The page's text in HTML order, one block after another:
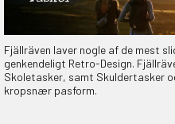
Fjällräven laver nogle af de mest
genkendeligt Retro-Design.
Skoletasker, samt Skuldertasker
kropsnær pasform.